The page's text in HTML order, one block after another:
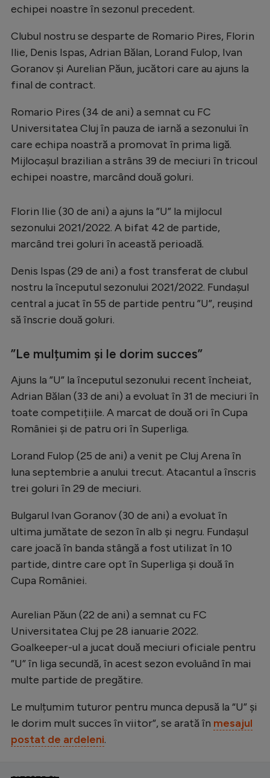
echipei noastre în sezonul precedent.
Clubul nostru se desparte de Romario Pires, Florin
Ilie, Denis Ispas, Adrian Bălan, Lorand Fulop, Ivan
Goranov și Aurelian Păun, jucători care au ajuns la
final de contract.
Romario Pires (34 de ani) a semnat cu FC
Universitatea Cluj în pauza de iarnă a sezonului în
care echipa noastră a promovat în prima ligă.
Mijlocașul brazilian a strâns 39 de meciuri în tricoul
echipei noastre, marcând două goluri.
Florin Ilie (30 de ani) a ajuns la ”U” la mijlocul
sezonului 2021/2022. A bifat 42 de partide,
marcând trei goluri în această perioadă.
Denis Ispas (29 de ani) a fost transferat de clubul
nostru la începutul sezonului 2021/2022. Fundașul
central a jucat în 55 de partide pentru ”U”, reușind
să înscrie două goluri.
”Le mulțumim și le dorim succes”
Ajuns la ”U” la începutul sezonului recent încheiat,
Adrian Bălan (33 de ani) a evoluat în 31 de meciuri în
toate competițiile. A marcat de două ori în Cupa
României și de patru ori în Superliga.
Lorand Fulop (25 de ani) a venit pe Cluj Arena în
luna septembrie a anului trecut. Atacantul a înscris
trei goluri în 29 de meciuri.
Bulgarul Ivan Goranov (30 de ani) a evoluat în
ultima jumătate de sezon în alb și negru. Fundașul
care joacă în banda stângă a fost utilizat în 10
partide, dintre care opt în Superliga și două în
Cupa României.
Aurelian Păun (22 de ani) a semnat cu FC
Universitatea Cluj pe 28 ianuarie 2022.
Goalkeeper-ul a jucat două meciuri oficiale pentru
”U” în liga secundă, în acest sezon evoluând în mai
multe partide de pregătire.
Le mulțumim tuturor pentru munca depusă la “U” și
le dorim mult succes în viitor”, se arată în mesajul
postat de ardeleni.